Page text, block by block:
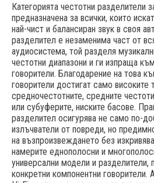
Категорията честотни разделители
предназначена за всички, които
най-чист и балансиран звук в своя
разделител е незаменима част от
аудиосистема, той разделя
честотни диапазони и ги изпраща
говорители. Благодарение на това
говорители достигат само високите
средночестотните, средните
или субуферите, ниските басове.
разделител осигурява не само по-
излъчватели от повреди, но
на възпроизвеждането без
намерите еднополосни и
универсални модели и разделители,
конкретни компонентни говорители.